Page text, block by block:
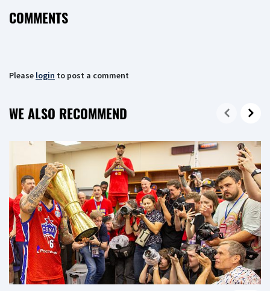
COMMENTS
Please login to post a comment
WE ALSO RECOMMEND